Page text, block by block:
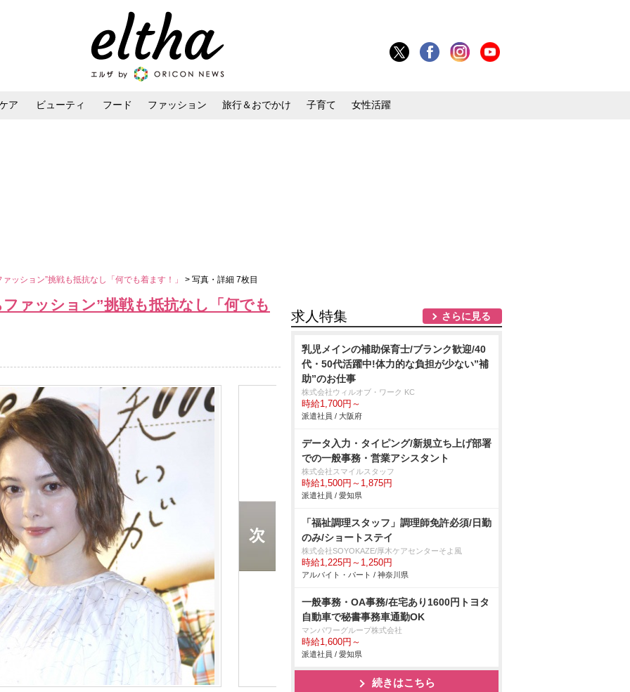
ア ビューティ フード ファッション 旅行＆おでかけ 子育て 女性活躍
ッション”挑戦も抵抗なし「何でも着ます！」 > 写真・詳細 7枚目
ァッション”挑戦も抵抗なし「何でも
求人特集 さらに見る
乳児メインの補助保育士/ブランク歓迎/40
代・50代活躍中!体力的な負担が少ない”補
助”のお仕事
株式会社ウィルオブ・ワーク KC
時給1,700円～
派遣社員 / 大阪府
データ入力・タイピング/新規立ち上げ部署
での一般事務・営業アシスタント
株式会社スマイルスタッフ
時給1,500円～1,875円
派遣社員 / 愛知県
「福祉調理スタッフ」調理師免許必須/日勤
のみ/ショートステイ
株式会社SOYOKAZE/厚木ケアセンターそよ風
時給1,225円～1,250円
アルバイト・パート / 神奈川県
一般事務・OA事務/在宅あり1600円トヨタ
自動車で秘書事務車通勤OK
マンパワーグループ株式会社
時給1,600円～
派遣社員 / 愛知県
続きはこちら